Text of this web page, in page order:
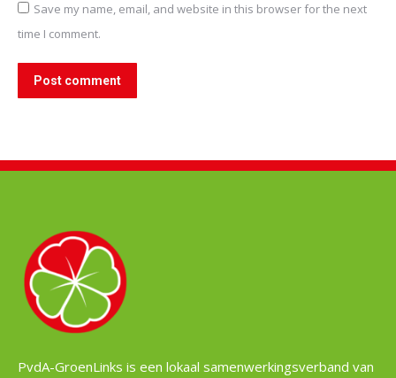
Save my name, email, and website in this browser for the next
time I comment.
Post comment
PvdA-GroenLinks is een lokaal samenwerkingsverband van